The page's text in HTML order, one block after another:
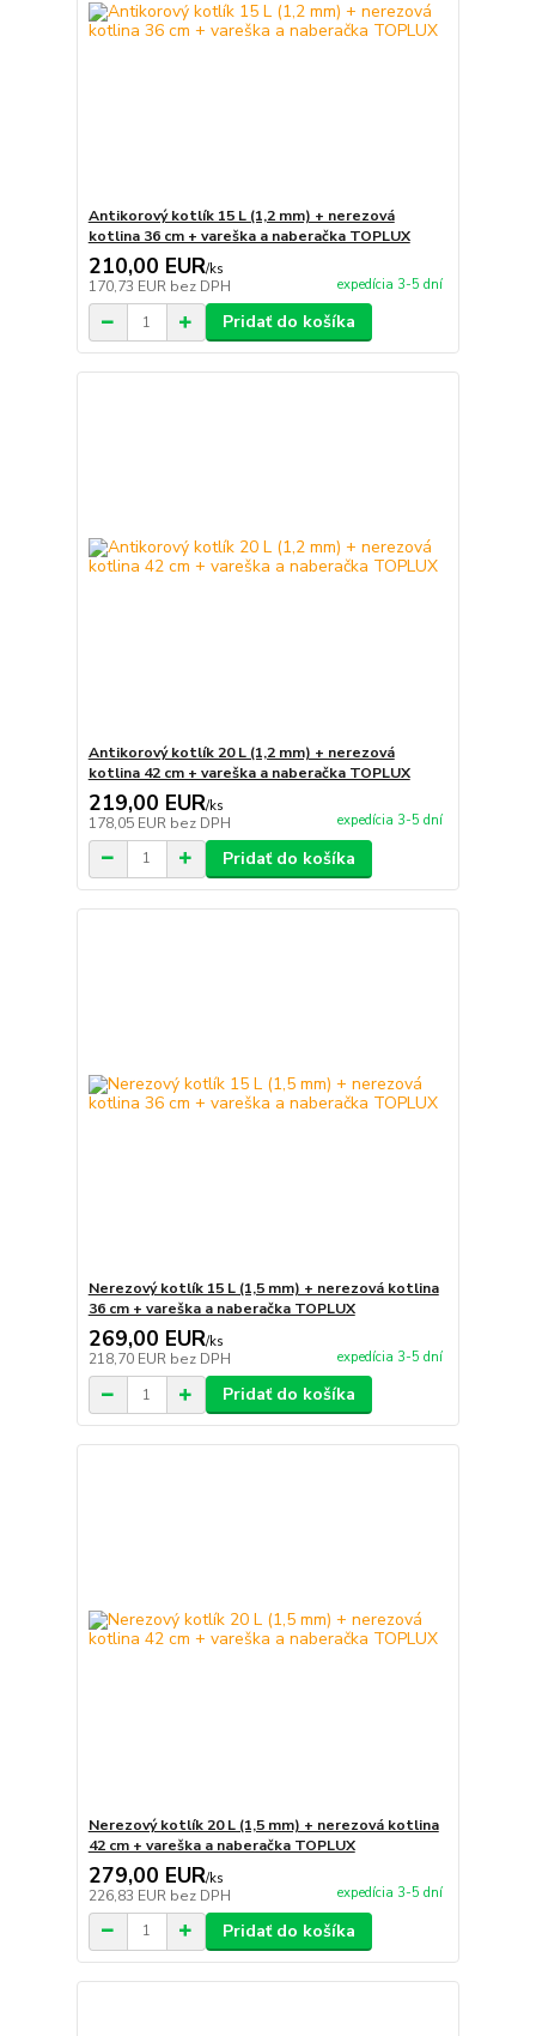
Antikorový kotlík 15 L (1,2 mm) + nerezová
kotlina 36 cm + vareška a naberačka TOPLUX
210,00 EUR/ks
170,73 EUR bez DPH expedícia 3-5 dní
Pridať do košíka
Antikorový kotlík 20 L (1,2 mm) + nerezová
kotlina 42 cm + vareška a naberačka TOPLUX
219,00 EUR/ks
178,05 EUR bez DPH expedícia 3-5 dní
Pridať do košíka
Nerezový kotlík 15 L (1,5 mm) + nerezová kotlina
36 cm + vareška a naberačka TOPLUX
269,00 EUR/ks
218,70 EUR bez DPH expedícia 3-5 dní
Pridať do košíka
Nerezový kotlík 20 L (1,5 mm) + nerezová kotlina
42 cm + vareška a naberačka TOPLUX
279,00 EUR/ks
226,83 EUR bez DPH expedícia 3-5 dní
Pridať do košíka